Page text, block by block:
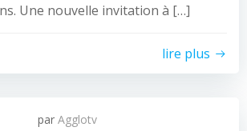
Une nouvelle invitation à […]
lire plus
par Agglotv